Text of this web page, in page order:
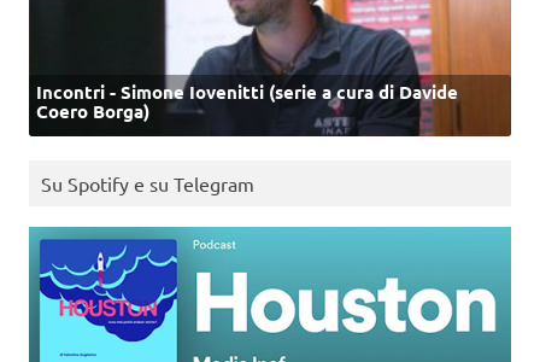
Incontri - Simone Iovenitti (serie a cura di Davide
Coero Borga)
Su Spotify e su Telegram